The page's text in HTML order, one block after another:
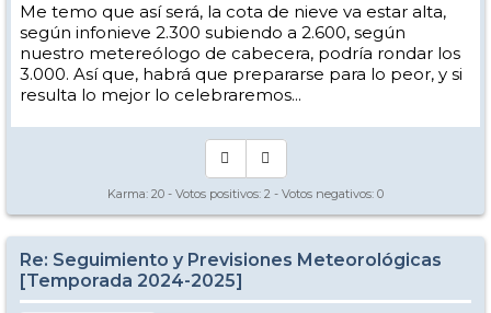
Me temo que así será, la cota de nieve va estar alta,
según infonieve 2.300 subiendo a 2.600, según
nuestro metereólogo de cabecera, podría rondar los
3.000. Así que, habrá que prepararse para lo peor, y si
resulta lo mejor lo celebraremos...
Karma: 20 - Votos positivos: 2 - Votos negativos: 0
Re: Seguimiento y Previsiones Meteorológicas
[Temporada 2024-2025]